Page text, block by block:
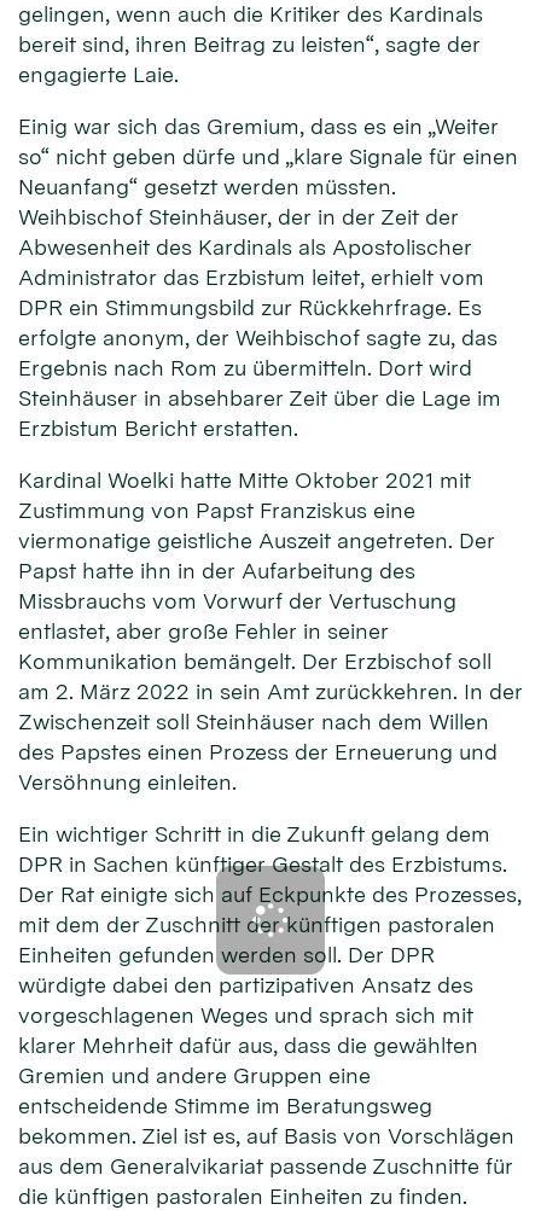
gelingen, wenn auch die Kritiker des Kardinals
bereit sind, ihren Beitrag zu leisten“, sagte der
engagierte Laie.
Einig war sich das Gremium, dass es ein „Weiter
so“ nicht geben dürfe und „klare Signale für einen
Neuanfang“ gesetzt werden müssten.
Weihbischof Steinhäuser, der in der Zeit der
Abwesenheit des Kardinals als Apostolischer
Administrator das Erzbistum leitet, erhielt vom
DPR ein Stimmungsbild zur Rückkehrfrage. Es
erfolgte anonym, der Weihbischof sagte zu, das
Ergebnis nach Rom zu übermitteln. Dort wird
Steinhäuser in absehbarer Zeit über die Lage im
Erzbistum Bericht erstatten.
Kardinal Woelki hatte Mitte Oktober 2021 mit
Zustimmung von Papst Franziskus eine
viermonatige geistliche Auszeit angetreten. Der
Papst hatte ihn in der Aufarbeitung des
Missbrauchs vom Vorwurf der Vertuschung
entlastet, aber große Fehler in seiner
Kommunikation bemängelt. Der Erzbischof soll
am 2. März 2022 in sein Amt zurückkehren. In der
Zwischenzeit soll Steinhäuser nach dem Willen
des Papstes einen Prozess der Erneuerung und
Versöhnung einleiten.
Ein wichtiger Schritt in die Zukunft gelang dem
DPR in Sachen künftiger Gestalt des Erzbistums.
Der Rat einigte sich auf Eckpunkte des Prozesses,
mit dem der Zuschnitt der künftigen pastoralen
Einheiten gefunden werden soll. Der DPR
würdigte dabei den partizipativen Ansatz des
vorgeschlagenen Weges und sprach sich mit
klarer Mehrheit dafür aus, dass die gewählten
Gremien und andere Gruppen eine
entscheidende Stimme im Beratungsweg
bekommen. Ziel ist es, auf Basis von Vorschlägen
aus dem Generalvikariat passende Zuschnitte für
die künftigen pastoralen Einheiten zu finden.